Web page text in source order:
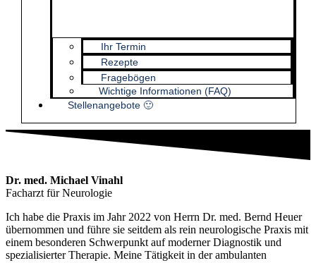
Ihr Termin
Rezepte
Fragebögen
Wichtige Informationen (FAQ)
Stellenangebote 🙂
Dr. med. Michael Vinahl
Facharzt für Neurologie
Ich habe die Praxis im Jahr 2022 von Herrn Dr. med. Bernd Heuer
übernommen und führe sie seitdem als rein neurologische Praxis mit
einem besonderen Schwerpunkt auf moderner Diagnostik und
spezialisierter Therapie. Meine Tätigkeit in der ambulanten